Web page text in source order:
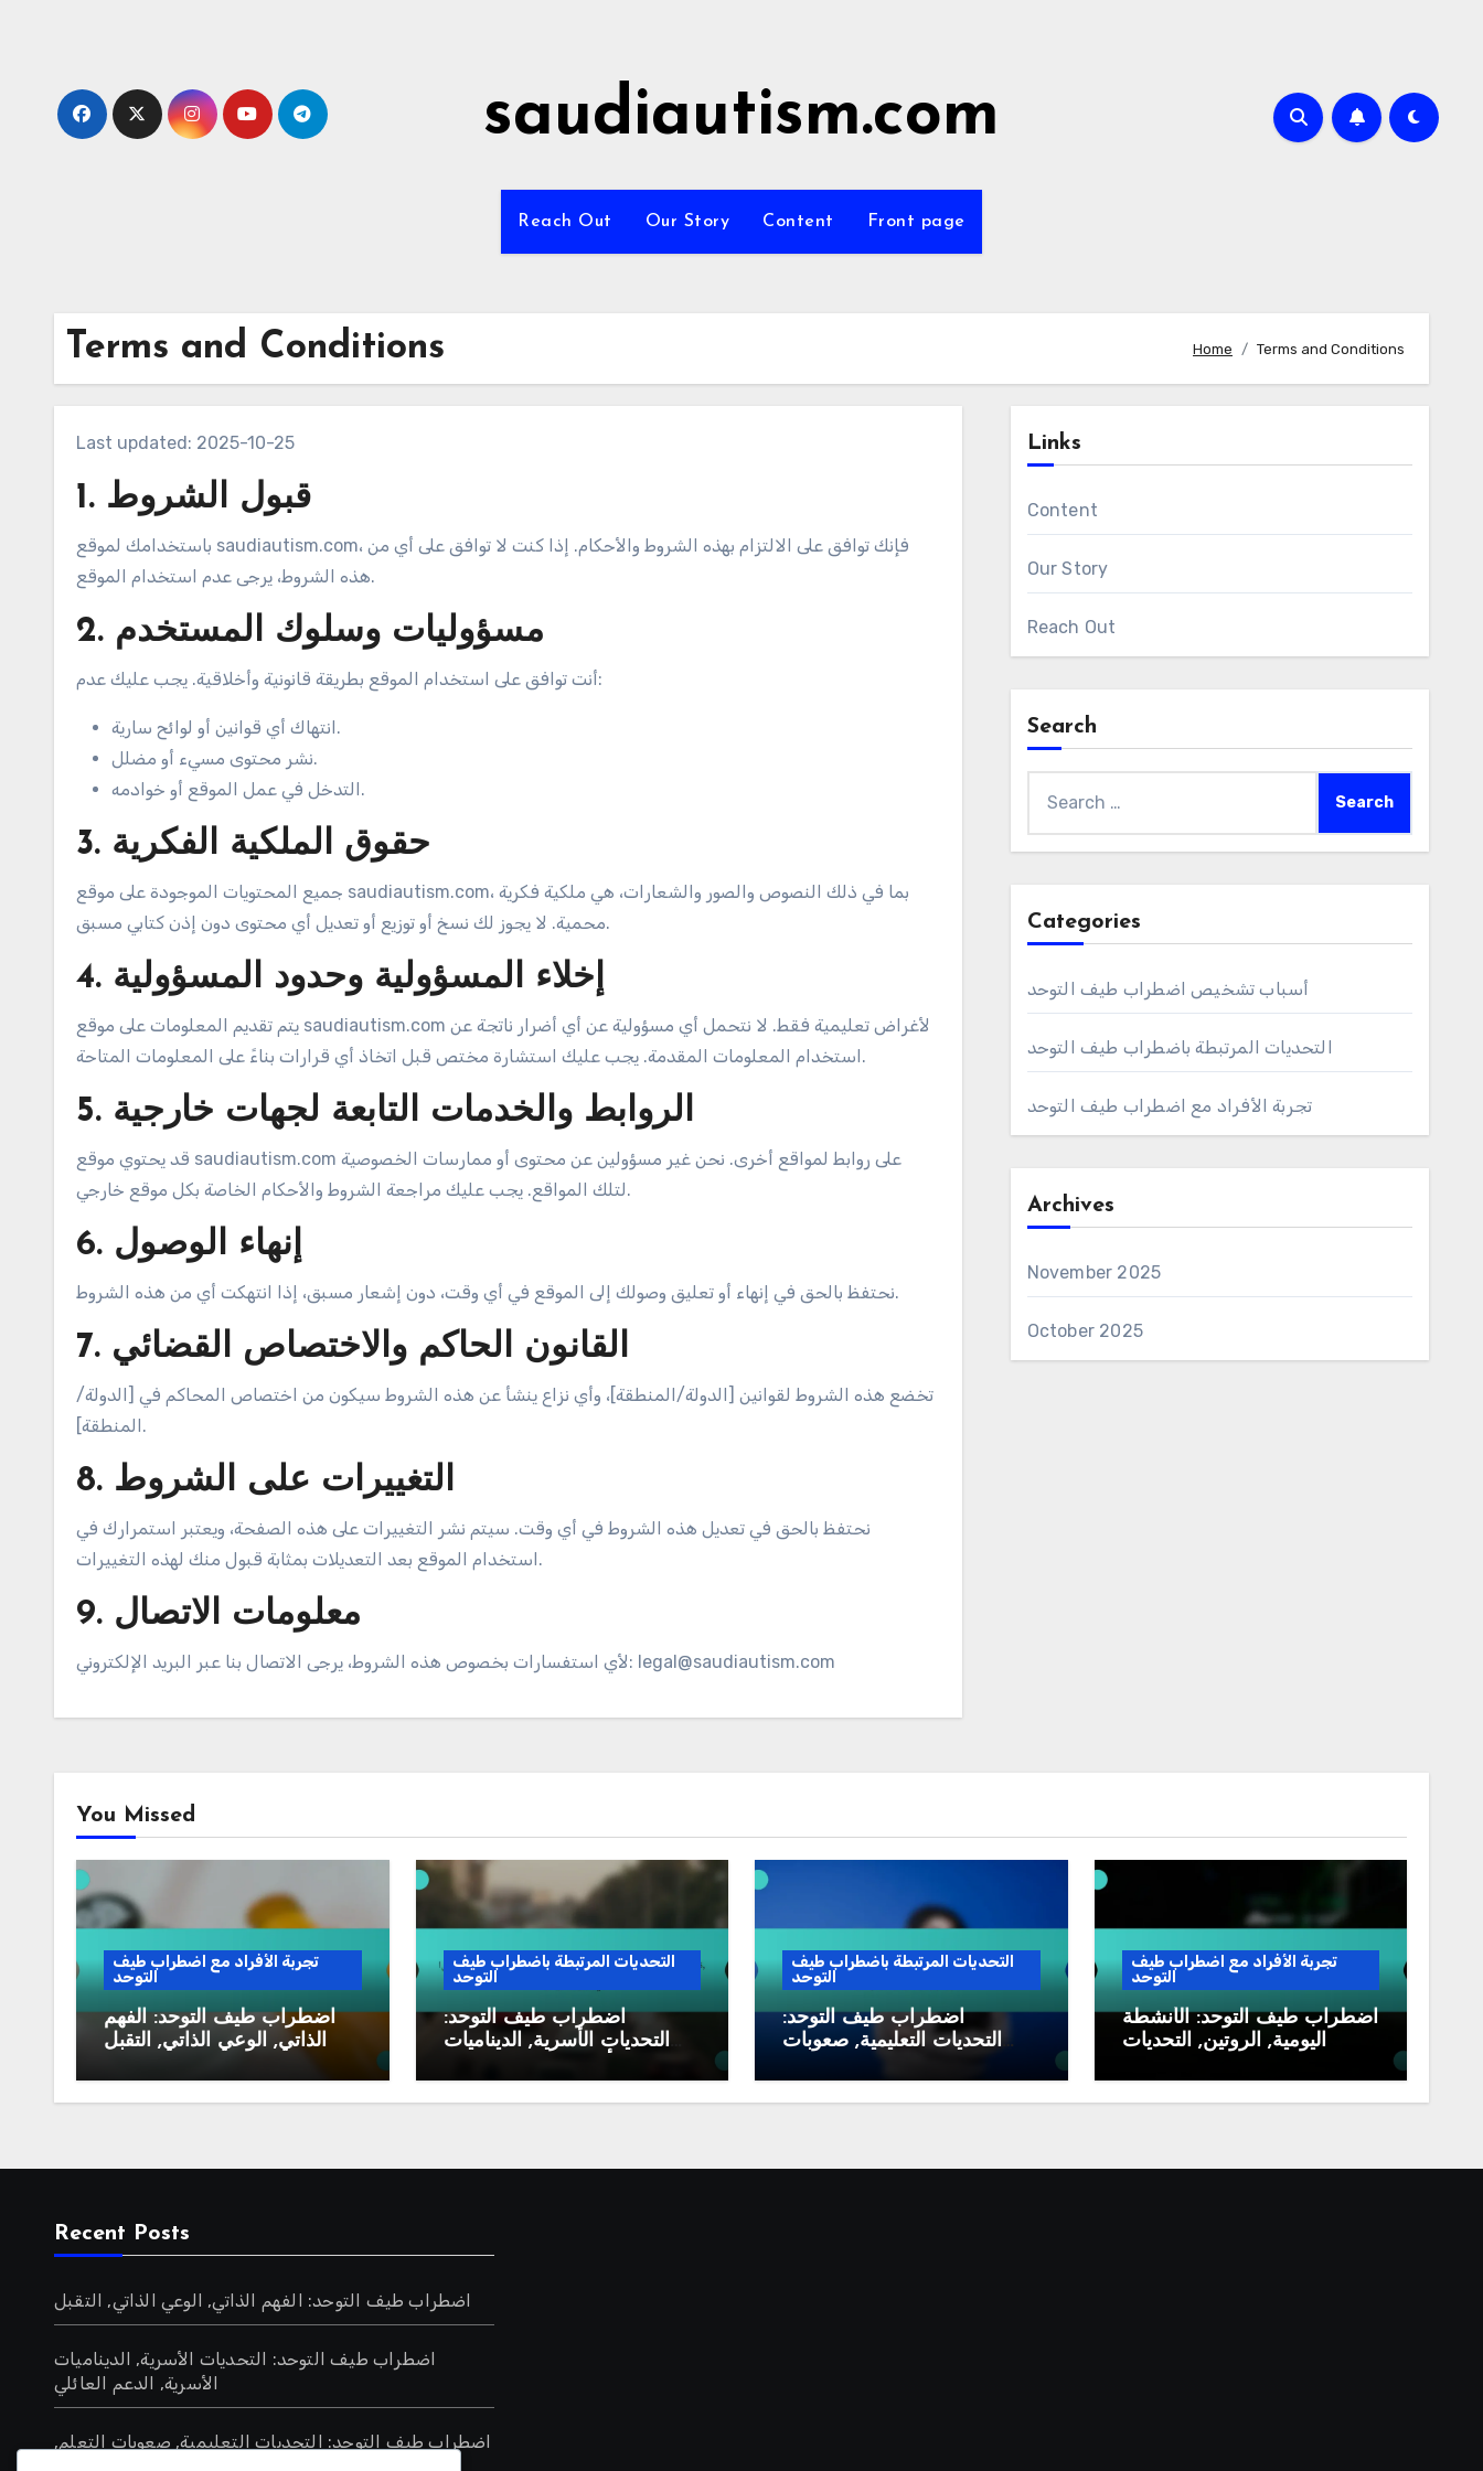
saudiautism.com
Reach Out Our Story Content Front page
Terms and Conditions Home Terms and Conditions
Last updated: 2025-10-25
1. قبول الشروط
باستخدامك لموقع saudiautism.com، فإنك توافق على الالتزام بهذه الشروط والأحكام. إذا كنت لا توافق على أي من
هذه الشروط، يرجى عدم استخدام الموقع.
2. مسؤوليات وسلوك المستخدم
أنت توافق على استخدام الموقع بطريقة قانونية وأخلاقية. يجب عليك عدم:
انتهاك أي قوانين أو لوائح سارية.
نشر محتوى مسيء أو مضلل.
التدخل في عمل الموقع أو خوادمه.
3. حقوق الملكية الفكرية
جميع المحتويات الموجودة على موقع saudiautism.com، بما في ذلك النصوص والصور والشعارات، هي ملكية فكرية
محمية. لا يجوز لك نسخ أو توزيع أو تعديل أي محتوى دون إذن كتابي مسبق.
4. إخلاء المسؤولية وحدود المسؤولية
يتم تقديم المعلومات على موقع saudiautism.com لأغراض تعليمية فقط. لا نتحمل أي مسؤولية عن أي أضرار ناتجة عن
استخدام المعلومات المقدمة. يجب عليك استشارة مختص قبل اتخاذ أي قرارات بناءً على المعلومات المتاحة.
5. الروابط والخدمات التابعة لجهات خارجية
قد يحتوي موقع saudiautism.com على روابط لمواقع أخرى. نحن غير مسؤولين عن محتوى أو ممارسات الخصوصية
لتلك المواقع. يجب عليك مراجعة الشروط والأحكام الخاصة بكل موقع خارجي.
6. إنهاء الوصول
نحتفظ بالحق في إنهاء أو تعليق وصولك إلى الموقع في أي وقت، دون إشعار مسبق، إذا انتهكت أي من هذه الشروط.
7. القانون الحاكم والاختصاص القضائي
تخضع هذه الشروط لقوانين [الدولة/المنطقة]، وأي نزاع ينشأ عن هذه الشروط سيكون من اختصاص المحاكم في [الدولة/
المنطقة].
8. التغييرات على الشروط
نحتفظ بالحق في تعديل هذه الشروط في أي وقت. سيتم نشر التغييرات على هذه الصفحة، ويعتبر استمرارك في
استخدام الموقع بعد التعديلات بمثابة قبول منك لهذه التغييرات.
9. معلومات الاتصال
لأي استفسارات بخصوص هذه الشروط، يرجى الاتصال بنا عبر البريد الإلكتروني: legal@saudiautism.com
Links
Content
Our Story
Reach Out
Search
for:
Categories
أسباب تشخيص اضطراب طيف التوحد
التحديات المرتبطة باضطراب طيف التوحد
تجربة الأفراد مع اضطراب طيف التوحد
Archives
November 2025
October 2025
You Missed
تجربة الأفراد مع اضطراب طيف
التوحد
اضطراب طيف التوحد: الفهم
الذاتي, الوعي الذاتي, التقبل
التحديات المرتبطة باضطراب طيف
التوحد
اضطراب طيف التوحد:
التحديات الأسرية, الديناميات
التحديات المرتبطة باضطراب طيف
التوحد
اضطراب طيف التوحد:
التحديات التعليمية, صعوبات
تجربة الأفراد مع اضطراب طيف
التوحد
اضطراب طيف التوحد: الأنشطة
اليومية, الروتين, التحديات
Recent Posts
اضطراب طيف التوحد: الفهم الذاتي, الوعي الذاتي, التقبل
اضطراب طيف التوحد: التحديات الأسرية, الديناميات
الأسرية, الدعم العائلي
اضطراب طيف التوحد: التحديات التعليمية, صعوبات التعلم,